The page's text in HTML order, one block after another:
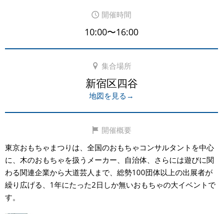
開催時間
10:00〜16:00
集合場所
新宿区四谷
地図を見る→
開催概要
東京おもちゃまつりは、全国のおもちゃコンサルタントを中心
に、木のおもちゃを扱うメーカー、自治体、さらには遊びに関
わる関連企業から大道芸人まで、総勢100団体以上の出展者が
繰り広げる、1年にたった2日しか無いおもちゃの大イベントで
す。